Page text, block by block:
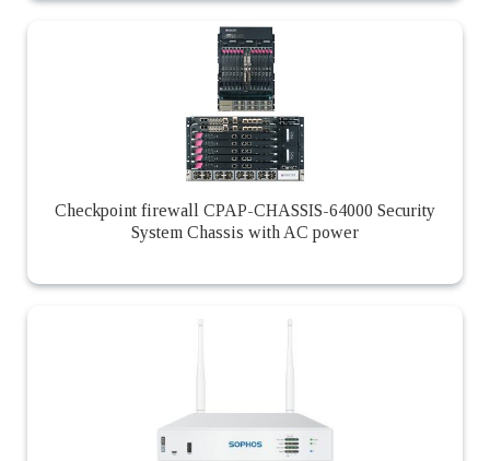
Checkpoint firewall CPAP-CHASSIS-64000 Security
System Chassis with AC power